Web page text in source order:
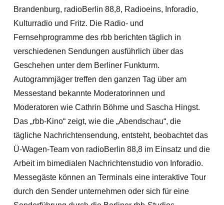
Brandenburg, radioBerlin 88,8, Radioeins, Inforadio,
Kulturradio und Fritz. Die Radio- und
Fernsehprogramme des rbb berichten täglich in
verschiedenen Sendungen ausführlich über das
Geschehen unter dem Berliner Funkturm.
Autogrammjäger treffen den ganzen Tag über am
Messestand bekannte Moderatorinnen und
Moderatoren wie Cathrin Böhme und Sascha Hingst.
Das „rbb-Kino“ zeigt, wie die „Abendschau“, die
tägliche Nachrichtensendung, entsteht, beobachtet das
Ü-Wagen-Team von radioBerlin 88,8 im Einsatz und die
Arbeit im bimedialen Nachrichtenstudio von Inforadio.
Messegäste können an Terminals eine interaktive Tour
durch den Sender unternehmen oder sich für eine